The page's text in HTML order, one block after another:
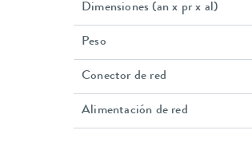
Dimensiones (an x pr x al)
Peso
Conector de red
Alimentación de red